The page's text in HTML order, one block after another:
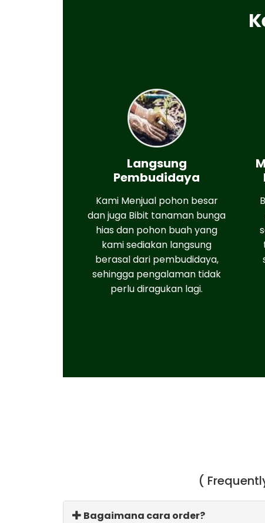
Langsung
Pembudidaya
Kami Menjual pohon besar
dan juga Bibit tanaman bunga
hias dan pohon buah yang
kami sediakan langsung
berasal dari pembudidaya,
sehingga pengalaman tidak
perlu diragukan lagi.
(
Bagaimana cara order?